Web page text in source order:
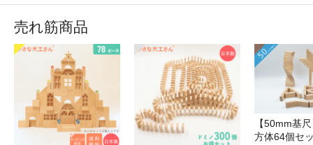
売れ筋商品
【50mm基
方体64個セ